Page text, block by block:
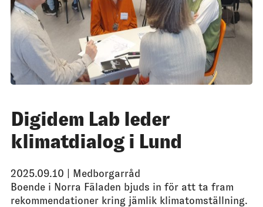
Digidem Lab leder
klimatdialog i Lund
2025.09.10 | Medborgarråd
Boende i Norra Fäladen bjuds in för att ta fram
rekommendationer kring jämlik klimatomställning.